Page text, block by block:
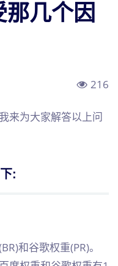
几个因
216
来为大家解答以上问
:
和谷歌权重(PR)。